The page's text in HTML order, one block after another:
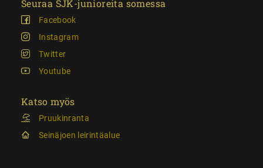
Seuraa SJK-junioreita somessa
Facebook
Instagram
Twitter
Youtube
Katso myös
Pruukinranta
Seinäjoen leirintäalue